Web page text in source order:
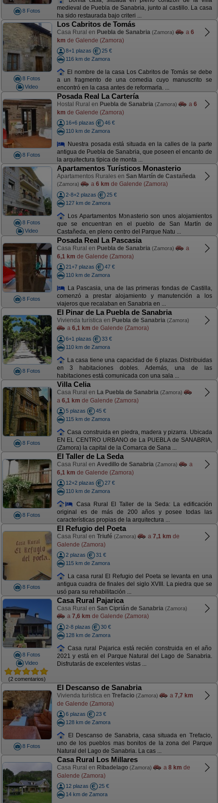
8 Fotos
medieval de Puebla de Sanabria, junto al castillo. La casa
ha sido restaurada bajo criteri ...
8 Fotos
Video
Los Cabritos de Tomás
Casa Rural en Puebla de Sanabria (Zamora) a 6
km de Galende (Zamora)
8+1 plazas
25 €
116 km de Zamora
El nombre de la casa Los Cabritos de Tomás se debe
a un fragmento de una comedia cuyo manuscrito se
encontró en la casa antes de reformarla. ...
8 Fotos
Posada Real La Cartería
Hostal Rural en Puebla de Sanabria (Zamora) a 6
km de Galende (Zamora)
16+6 plazas
46 €
110 km de Zamora
Nuestra posada está situada en la calles de la parte
antigua de Puebla de Sanabria, que poseen el encanto de
la arquitectura típica de monta ...
8 Fotos
Video
Apartamentos Turísticos Monasterio
Apartamentos Rurales en San Martín de Castañeda
(Zamora) a 6 km de Galende (Zamora)
2-8+2 plazas
25 €
127 km de Zamora
Los Apartamentos Monasterio son unos alojamientos
que se encuentran en el pueblo de San Martín de
Castañeda, en pleno centro del Parque Natu ...
8 Fotos
Posada Real La Pascasia
Casa Rural en Puebla de Sanabria (Zamora)
a
6,1 km de Galende (Zamora)
21+7 plazas
47 €
110 km de Zamora
La Pascasia, una de las primeras fondas de Castilla,
comenzó a prestar alojamiento y manutención a los
viajeros que recalaban en Sanabria en ...
8 Fotos
El Pinar de La Puebla de Sanabria
Vivienda turística en Puebla de Sanabria (Zamora)
a 6,1 km de Galende (Zamora)
6+1 plazas
33 €
110 km de Zamora
La casa tiene una capacidad de 6 plazas. Distribuidas
en 3 habitaciones dobles. Además, una de las
habitaciones está comunicada con una sala ...
8 Fotos
Villa Celia
Casa Rural en La Puebla de Sanabria (Zamora)
a 6,1 km de Galende (Zamora)
5 plazas
45 €
115 km de Zamora
Casa construida en piedra, madera y pizarra. Ubicada
EN EL CENTRO URBANO de La PUEBLA de SANABRIA,
(Zamora) la capital de la Comarca de Sana ...
8 Fotos
El Taller de La Seda
Casa Rural en Avedillo de Sanabria (Zamora)
a
6,1 km de Galende (Zamora)
12+2 plazas
27 €
110 km de Zamora
Casa Rural El Taller de la Seda: La edificación
original es de más de 200 años y posee todas las
características propias de la arquitectura ...
8 Fotos
El Refugio del Poeta
Casa Rural en Triufé (Zamora) a 7,1 km de
Galende (Zamora)
2 plazas
31 €
115 km de Zamora
La casa rural El Refugio del Poeta se levanta en una
antigua cuadra de finales del siglo XVIII. La piedra que se
usó para su rehabilitación ...
8 Fotos
Video
(2 comentarios)
Casa Rural Pajarica
Casa Rural en San Ciprián de Sanabria (Zamora)
a 7,6 km de Galende (Zamora)
2-8 plazas
30 €
128 km de Zamora
Casa rural Pajarica está recién construida en el año
2021 y está en el Parque Natural del Lago de Sanabria.
Disfrutarás de excelentes vistas ...
8 Fotos
El Descanso de Sanabria
Vivienda turística en Trefacio (Zamora) a 7,7 km
de Galende (Zamora)
6 plazas
23 €
128 km de Zamora
El Descanso de Sanabria, casa situada en Trefacio,
uno de los pueblos mas bonitos de la zona del Parque
Natural del Lago de Sanabria. La cas ...
Casa Rural Los Millares
Casa Rural en Ribadelago (Zamora) a 8 km de
Galende (Zamora)
12 plazas
25 €
14 km de Zamora